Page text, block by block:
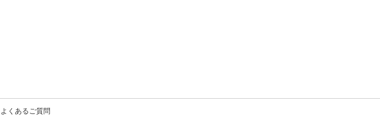
よくあるご質問